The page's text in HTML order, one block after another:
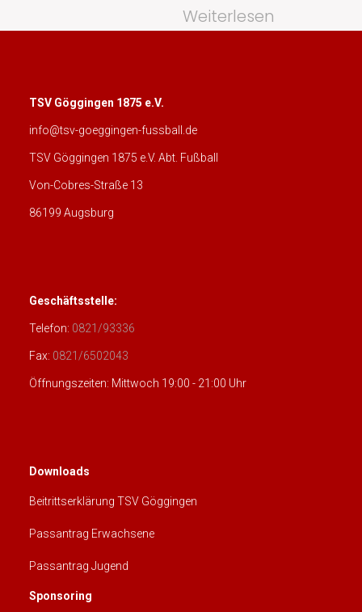
Weiterlesen
TSV Göggingen 1875 e.V.
info@tsv-goeggingen-fussball.de
TSV Göggingen 1875 e.V. Abt. Fußball
Von-Cobres-Straße 13
86199 Augsburg
Geschäftsstelle:
Telefon: 0821/93336
Fax: 0821/6502043
Öffnungszeiten: Mittwoch 19:00 - 21:00 Uhr
Downloads
Beitrittserklärung TSV Göggingen
Passantrag Erwachsene
Passantrag Jugend
Sponsoring